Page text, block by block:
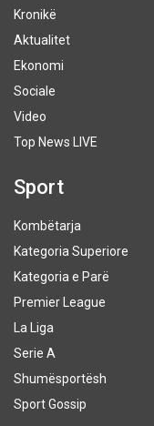
Kronikë
Aktualitet
Ekonomi
Sociale
Video
Top News LIVE
Sport
Kombëtarja
Kategoria Superiore
Kategoria e Parë
Premier League
La Liga
Serie A
Shumësportësh
Sport Gossip